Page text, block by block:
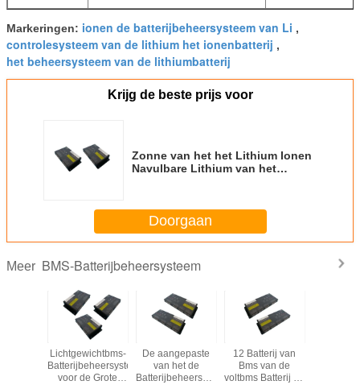
Markeringen: ionen de batterijbeheersysteem van Li ,
controlesysteem van de lithium het ionenbatterij ,
het beheersysteem van de lithiumbatterij
Krijg de beste prijs voor
Zonne van het het Lithium Ionen
Navulbare Lithium van het
Doorgaan
Meer BMS-Batterijbeheersysteem
Lichtgewichtbms-
Batterijbeheersystemen
voor de Grote
De aangepaste
van het de
Batterijbeheersysteem
12 Batterij van
Bms van de
voltbms Batterij de